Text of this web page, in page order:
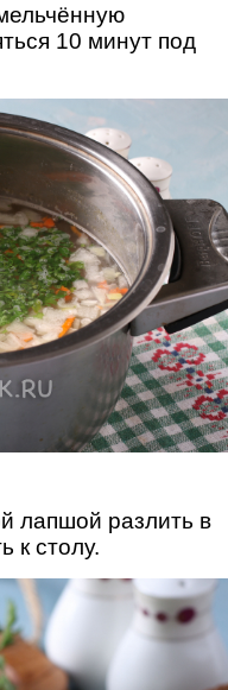
10 минут под
лапшой разлить в
к столу.